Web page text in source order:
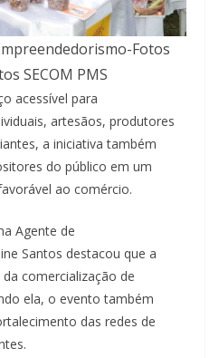
Fotos
SECOM PMS
acessível para
artesãos, produtores
a iniciativa também
do público em um
ao comércio.
Agente de
Santos destacou que a
comercialização de
ela, o evento também
das redes de